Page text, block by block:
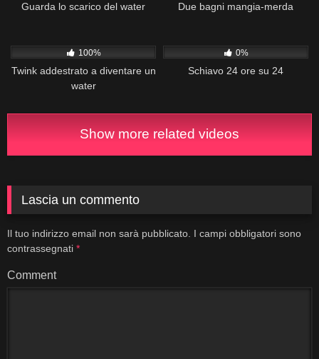
Guarda lo scarico del water Due bagni mangia-merda
100%
Twink addestrato a diventare un
water
0%
Schiavo 24 ore su 24
Show more related videos
Lascia un commento
Il tuo indirizzo email non sarà pubblicato. I campi obbligatori sono
contrassegnati *
Comment